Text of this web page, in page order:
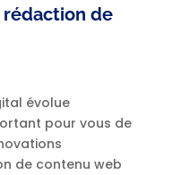
de
évolue
pour vous de
de contenu web